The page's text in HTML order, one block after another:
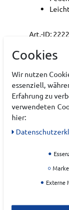
Art.-ID:
Hersteller
EU
adidas AG
Cookies
Wir nutzen
essenziell,
Erfahrung zu
verwendeten
hier:
Externe